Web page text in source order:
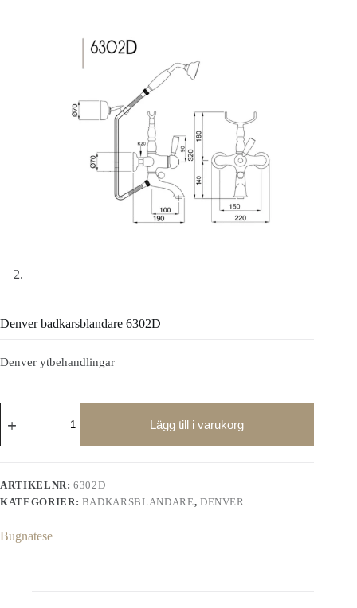
Denver badkarsblandare 6302D
Denver ytbehandlingar
badkarsblandare
mängd
Lägg till i varukorg
ARTIKELNR:6302D
KATEGORIER: BADKARSBLANDARE, DENVER
Bugnatese